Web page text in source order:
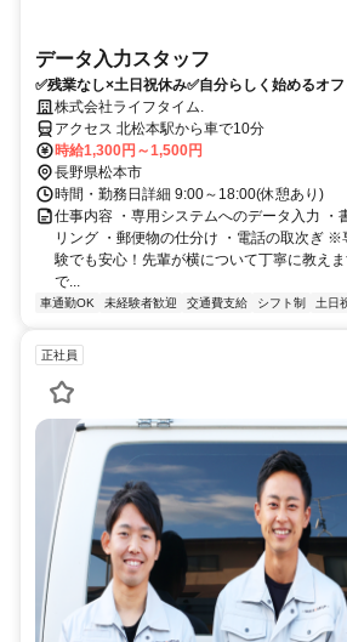
データ入力スタッフ
✅残業なし×土日祝休み✅自分らしく始めるオ
ートし合う、落ち着いた職場です！
株式会社ライフタイム.
アクセス 北松本駅から車で10分
時給1,300円～1,500円
長野県松本市
時間・勤務日詳細 9:00～18:00(休憩あり)
仕事内容 ・専用システムへのデータ入力 ・
リング ・郵便物の仕分け ・電話の取次ぎ
験でも安心！先輩が横について丁寧に教え
で...
車通勤OK 未経験者歓迎 交通費支給 シフト制 土日
正社員